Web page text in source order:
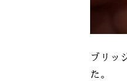
ブリッ
た。